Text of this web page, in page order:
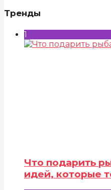
Тренды
1
Что подарить
идей, которые